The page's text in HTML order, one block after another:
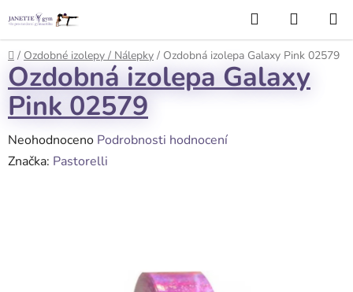
na
obsah
Hledat
KOŠÍK
Domů
/ Ozdobné izolepy / Nálepky / Ozdobná izolepa Galaxy Pink 02579
Ozdobná izolepa Galaxy
Pink 02579
Průměrné
hodnocení
Neohodnoceno Podrobnosti hodnocení
Značka: Pastorelli